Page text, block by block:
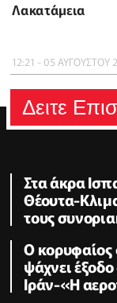
Λακατάμεια
12:21 - 05 ΑΥΓΟΥΣΤΟΥ
Δειτε
Στα άκρα
Θέουτα-
τους
Ο κορυφαίος
ψάχνει
Ιράν-«Η